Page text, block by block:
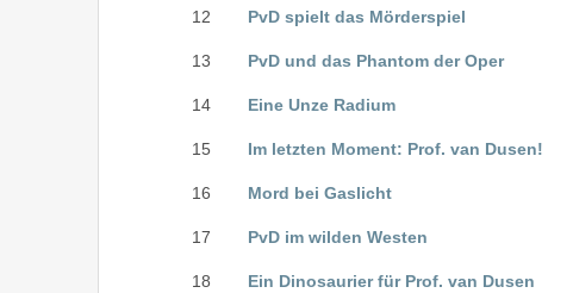
12 PvD spielt das Mörderspiel
13 PvD und das Phantom der Oper
14 Eine Unze Radium
15 Im letzten Moment: Prof. van Dusen!
16 Mord bei Gaslicht
17 PvD im wilden Westen
18 Ein Dinosaurier für Prof. van Dusen